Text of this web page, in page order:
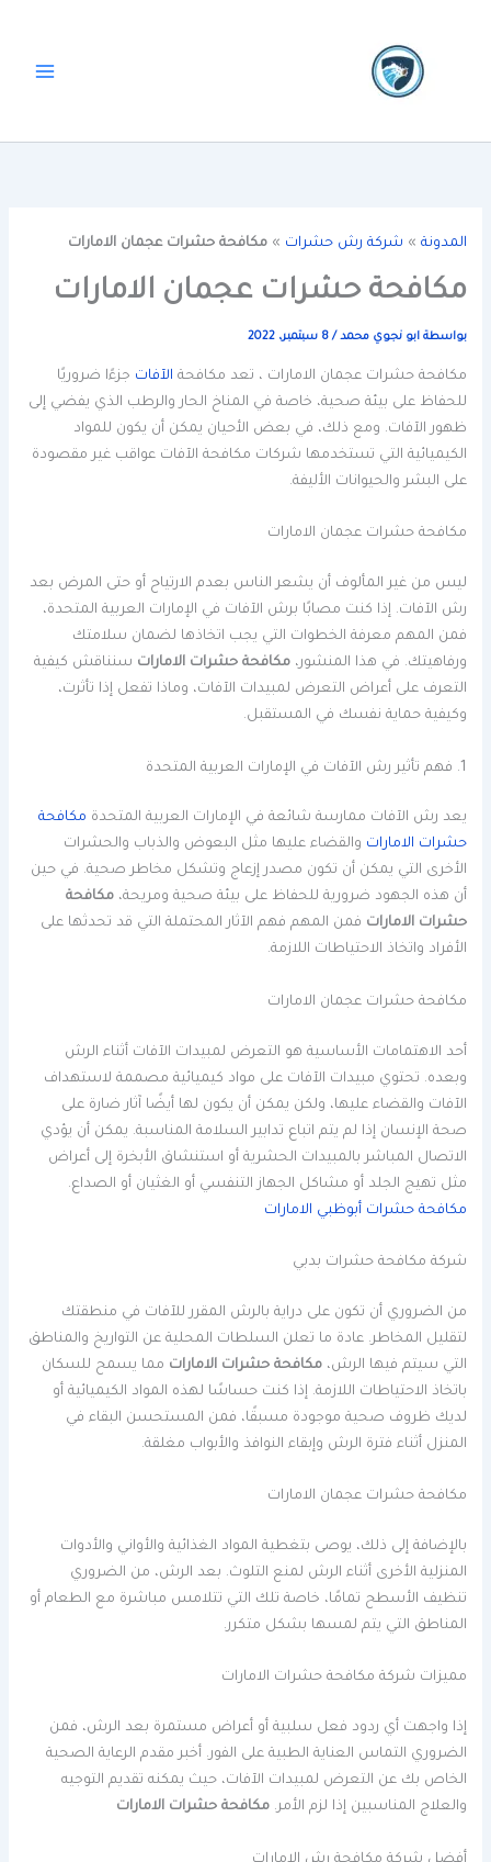
المدونة » شركة رش حشرات »مكافحة حشرات عجمان الامارات
مكافحة حشرات عجمان الامارات
بواسطة ابو نجوي محمد/8 سبتمبر، 2022
مكافحة حشرات عجمان الامارات ، تعد مكافحة الآفات جزءًا ضروريًا
للحفاظ على بيئة صحية، خاصة في المناخ الحار والرطب الذي يفضي إلى
ظهور الآفات. ومع ذلك، في بعض الأحيان يمكن أن يكون للمواد
الكيميائية التي تستخدمها شركات مكافحة الآفات عواقب غير مقصودة
على البشر والحيوانات الأليفة.
مكافحة حشرات عجمان الامارات
ليس من غير المألوف أن يشعر الناس بعدم الارتياح أو حتى المرض بعد
رش الآفات. إذا كنت مصابًا برش الآفات في الإمارات العربية المتحدة،
فمن المهم معرفة الخطوات التي يجب اتخاذها لضمان سلامتك
ورفاهيتك. في هذا المنشور،مكافحة حشرات الامارات سنناقش كيفية
التعرف على أعراض التعرض لمبيدات الآفات، وماذا تفعل إذا تأثرت،
وكيفية حماية نفسك في المستقبل.
1. فهم تأثير رش الآفات في الإمارات العربية المتحدة
يعد رش الآفات ممارسة شائعة في الإمارات العربية المتحدة مكافحة
حشرات الامارات والقضاء عليها مثل البعوض والذباب والحشرات
الأخرى التي يمكن أن تكون مصدر إزعاج وتشكل مخاطر صحية. في حين
أن هذه الجهود ضرورية للحفاظ على بيئة صحية ومريحة،مكافحة
حشرات الامارات فمن المهم فهم الآثار المحتملة التي قد تحدثها على
الأفراد واتخاذ الاحتياطات اللازمة.
مكافحة حشرات عجمان الامارات
أحد الاهتمامات الأساسية هو التعرض لمبيدات الآفات أثناء الرش
وبعده. تحتوي مبيدات الآفات على مواد كيميائية مصممة لاستهداف
الآفات والقضاء عليها، ولكن يمكن أن يكون لها أيضًا آثار ضارة على
صحة الإنسان إذا لم يتم اتباع تدابير السلامة المناسبة. يمكن أن يؤدي
الاتصال المباشر بالمبيدات الحشرية أو استنشاق الأبخرة إلى أعراض
مثل تهيج الجلد أو مشاكل الجهاز التنفسي أو الغثيان أو الصداع.
مكافحة حشرات أبوظبي الامارات
شركة مكافحة حشرات بدبي
من الضروري أن تكون على دراية بالرش المقرر للآفات في منطقتك
لتقليل المخاطر. عادة ما تعلن السلطات المحلية عن التواريخ والمناطق
التي سيتم فيها الرش،مكافحة حشرات الامارات مما يسمح للسكان
باتخاذ الاحتياطات اللازمة. إذا كنت حساسًا لهذه المواد الكيميائية أو
لديك ظروف صحية موجودة مسبقًا، فمن المستحسن البقاء في
المنزل أثناء فترة الرش وإبقاء النوافذ والأبواب مغلقة.
مكافحة حشرات عجمان الامارات
بالإضافة إلى ذلك، يوصى بتغطية المواد الغذائية والأواني والأدوات
المنزلية الأخرى أثناء الرش لمنع التلوث. بعد الرش، من الضروري
تنظيف الأسطح تمامًا، خاصة تلك التي تتلامس مباشرة مع الطعام أو
المناطق التي يتم لمسها بشكل متكرر.
مميزات شركة مكافحة حشرات الامارات
إذا واجهت أي ردود فعل سلبية أو أعراض مستمرة بعد الرش، فمن
الضروري التماس العناية الطبية على الفور. أخبر مقدم الرعاية الصحية
الخاص بك عن التعرض لمبيدات الآفات، حيث يمكنه تقديم التوجيه
والعلاج المناسبين إذا لزم الأمر.مكافحة حشرات الامارات